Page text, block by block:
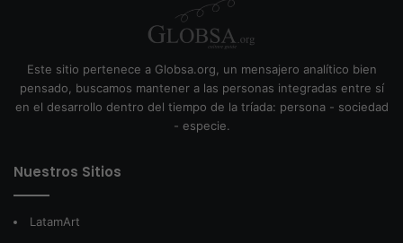
Este sitio pertenece a Globsa.org, un mensajero analítico bien
pensado, buscamos mantener a las personas integradas entre sí
en el desarrollo dentro del tiempo de la tríada: persona - sociedad
- especie.
Nuestros Sitios
LatamArt